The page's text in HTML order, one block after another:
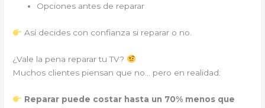
Opciones antes de reparar
Así decides con confianza si reparar o no.
¿Vale la pena reparar tu TV?
Muchos clientes piensan que no… pero en realidad:
Reparar puede costar hasta un 70% menos que